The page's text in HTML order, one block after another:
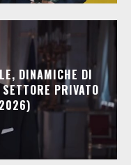
DINAMICHE DI
PRIVATO